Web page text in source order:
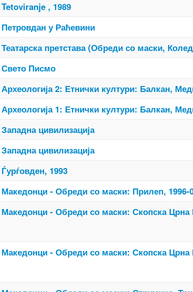
, 1989
у Раћевини
претстава (Обреди со маски,
Писмо
2: Етнички култури: Балкан,
1: Етнички култури: Балкан,
цивилизација
цивилизација
1993
- Обреди со маски: Прилеп, 1996-
- Обреди со маски: Скопска Црна
- Обреди со маски: Скопска Црна